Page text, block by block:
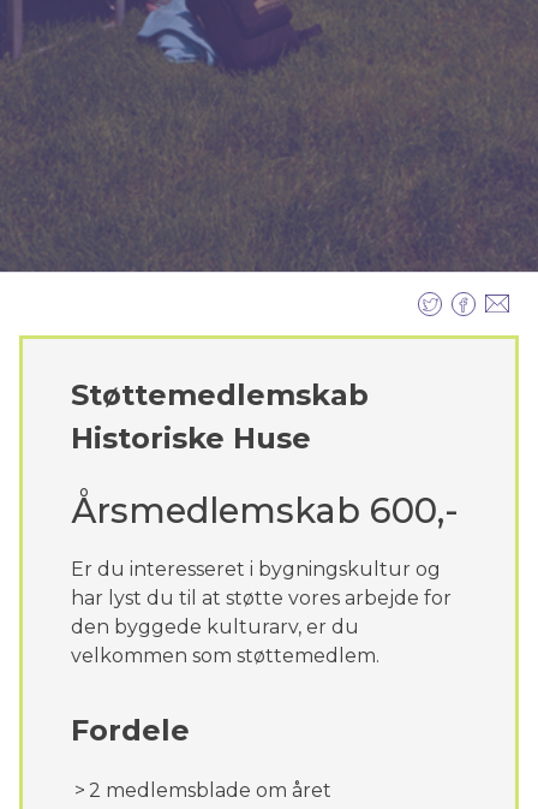
Støttemedlemskab
Historiske Huse
Årsmedlemskab 600,-
Er du interesseret i bygningskultur og
har lyst du til at støtte vores arbejde for
den byggede kulturarv, er du
velkommen som støttemedlem.
Fordele
2 medlemsblade om året